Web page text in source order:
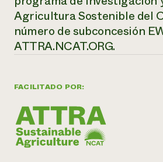
FACILITADO POR:
Agricultura Sostenible del
número de subconcesión
ATTRA.NCAT.ORG.